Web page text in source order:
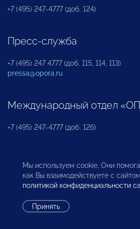
+7 (495) 247-4777 (доб. 124)
Пресс-служба
+7 (495) 247 4777 (доб. 115, 114, 113)
pressa@opora.ru
Международный отдел
+7 (495) 247-4777 (доб. 126)
Бюро по защите прав
инвесторов
Мы используем cookie. Они
как Вы взаимодействуете с
политикой конфиденциальности
Принять